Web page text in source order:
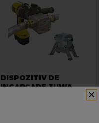
DISPOZITIV DE
INCARCARE ZUWA